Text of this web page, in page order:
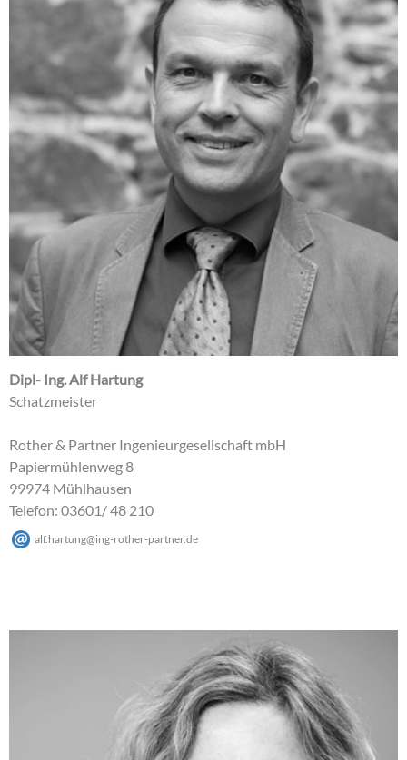
Dipl- Ing. Alf Hartung
Schatzmeister
Rother & Partner Ingenieurgesellschaft mbH
Papiermühlenweg 8
99974 Mühlhausen
Telefon: 03601/ 48 210
alf.hartung@ing-rother-partner.de